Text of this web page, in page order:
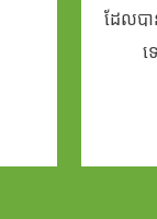
ដែលប